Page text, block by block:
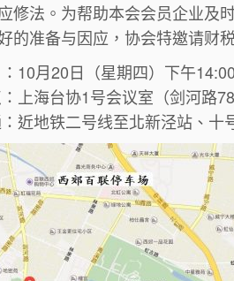
修法。为帮助本会会员企业及
的准备与因应，协会特邀请财
10月20日（星期四）下午
上海台协1号会议室（剑河路
近地铁二号线至北新泾站、十